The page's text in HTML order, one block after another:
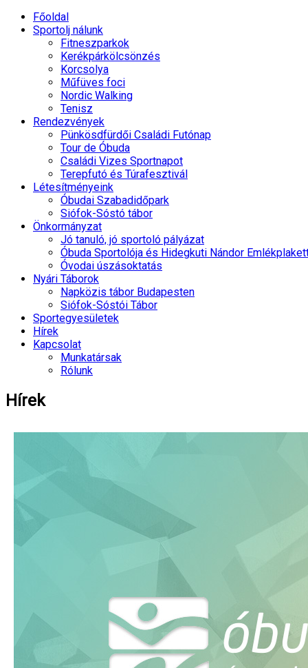
Főoldal
Sportolj nálunk
Fitneszparkok
Kerékpárkölcsönzés
Korcsolya
Műfüves foci
Nordic Walking
Tenisz
Rendezvények
Pünkösdfürdői Családi Futónap
Tour de Óbuda
Családi Vizes Sportnapot
Terepfutó és Túrafesztivál
Létesítményeink
Óbudai Szabadidőpark
Siófok-Sóstó tábor
Önkormányzat
Jó tanuló, jó sportoló pályázat
Óbuda Sportolója és Hidegkuti Nándor
Óvodai úszásoktatás
Nyári Táborok
Napközis tábor Budapesten
Siófok-Sóstói Tábor
Sportegyesületek
Hírek
Kapcsolat
Munkatársak
Rólunk
Hírek